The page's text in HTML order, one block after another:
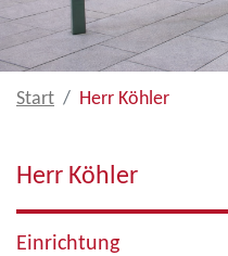
Start Herr Köhler
Herr Köhler
Einrichtung